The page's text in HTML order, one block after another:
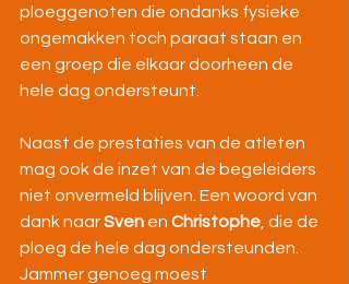
ploeggenoten die ondanks fysieke
ongemakken toch paraat staan en
een groep die elkaar doorheen de
hele dag ondersteunt.
Naast de prestaties van de atleten
mag ook de inzet van de begeleiders
niet onvermeld blijven. Een woord van
dank naar Sven en Christophe , die de
ploeg de hele dag ondersteunden.
Jammer genoeg moest